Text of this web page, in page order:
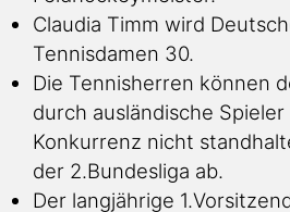
Claudia Timm wird
Tennisdamen 30.
Die Tennisherren können
durch ausländische
Konkurrenz nicht
der 2.Bundesliga ab.
Der langjährige